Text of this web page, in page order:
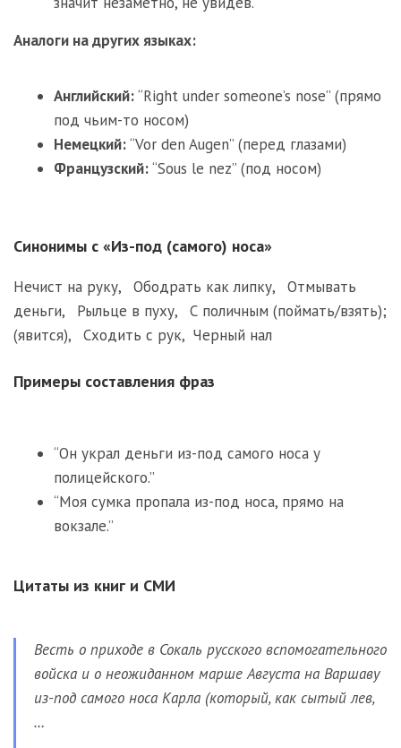
Аналоги на других языках:
Английский:“Right under someone’s nose” (прямо
под чьим-то носом)
Немецкий:“Vor den Augen” (перед глазами)
Французский:“Sous le nez” (под носом)
Синонимы с «Из-под (самого) носа»
Нечист на руку, Ободрать как липку, Отмывать
деньги, Рыльце в пуху, С поличным (поймать/взять);
(явится), Сходить с рук, Черный нал
Примеры составления фраз
“Он украл деньги из-под самого носа у
полицейского.”
“Моя сумка пропала из-под носа, прямо на
вокзале.”
Цитаты из книг и СМИ
Весть о приходе в Сокаль русского вспомогательного
войска и о неожиданном марше Августа на Варшаву
из-под самого носа Карла (который, как сытый лев,
…